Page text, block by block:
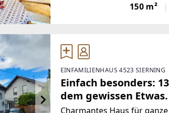
150 m²
EINFAMILIENHAUS 4523 SIERNING
Einfach besonders:
dem gewissen Etwas.
Charmantes Haus für